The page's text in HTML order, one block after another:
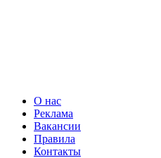
О нас
Реклама
Вакансии
Правила
Контакты